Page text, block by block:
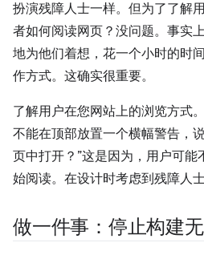
扮演残障人士一样。但为了了解
者如何阅读网页？没问题。事实
地为他们着想，花一个小时的时
作方式。这确实很重要。
了解用户在您网站上的浏览方式
不能在顶部放置一个横幅警告，
页中打开？”这是因为，用户可
始阅读。在设计时考虑到残障人士
做一件事：停止构建